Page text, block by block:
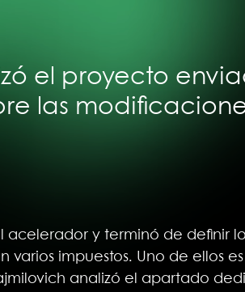
el proyecto
las
y terminó de definir
impuestos. Uno de ellos es
analizó el apartado